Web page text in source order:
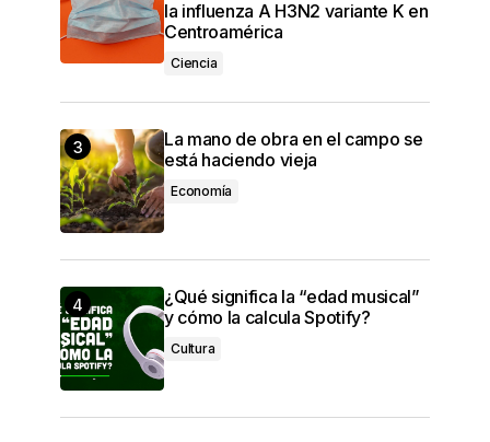
la influenza A H3N2 variante K en
Centroamérica
Ciencia
La mano de obra en el campo se
está haciendo vieja
Economía
¿Qué significa la “edad musical”
y cómo la calcula Spotify?
Cultura